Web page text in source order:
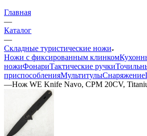
Главная
—
Каталог
—
Складные туристические ножи
Ножи с фиксированным клинком
ножиФонариТактические ручки
приспособленияМультитулыСнаряжение
—Нож WE Knife Navo, CPM 20CV,